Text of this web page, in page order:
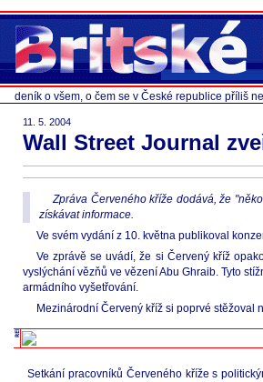
deník o všem, o čem se v České republice příliš
11. 5. 2004
Wall Street Journal
Zpráva Červeného kříže dodává, že
získávat informace.
Ve svém vydání z 10. května publikoval
Ve zprávě se uvádí, že si Červený kříž
vyslýchání vězňů ve vězení Abu Ghraib. Tyto
armádního vyšetřování.
Mezinárodní Červený kříž si poprvé stěžoval
Setkání pracovníků Červeného kříže s